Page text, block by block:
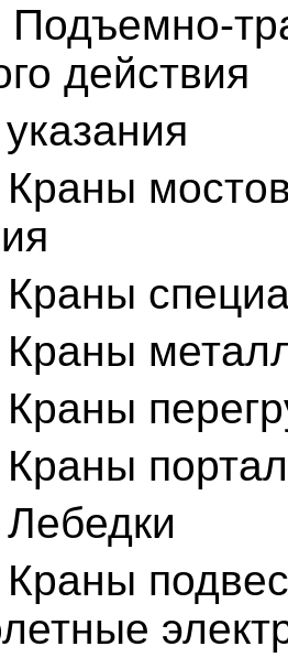
Подъемно-
действия
Краны